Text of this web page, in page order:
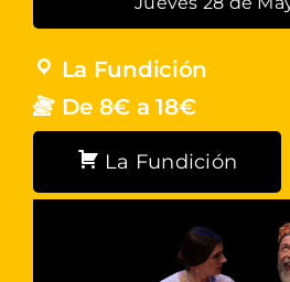
La Fundición
De 8€ a 18€
La Fundición